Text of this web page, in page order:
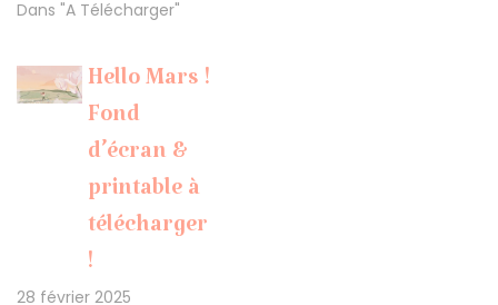
Dans "A Télécharger"
Hello Mars !
Fond
d’écran &
printable à
télécharger
!
28 février 2025